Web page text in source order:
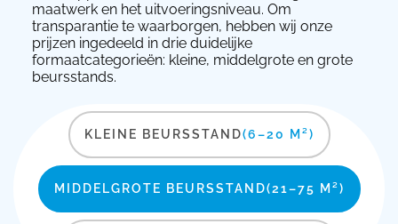
maatwerk en het uitvoeringsniveau. Om
transparantie te waarborgen, hebben wij onze
prijzen ingedeeld in drie duidelijke
formaatcategorieën: kleine, middelgrote en grote
beursstands.
KLEINE BEURSSTAND(6–20 M²)
MIDDELGROTE BEURSSTAND(21–75 M²)